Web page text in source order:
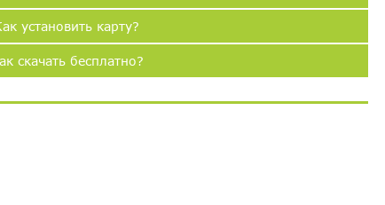
установить карту?
скачать бесплатно?